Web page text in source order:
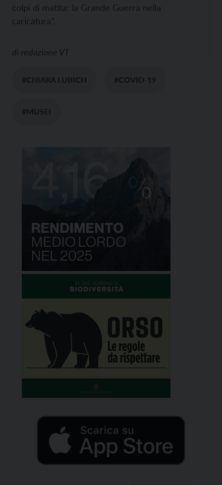
colpi di matita: la Grande Guerra nella
caricatura”.
di redazione VT
#CHIARA LUBICH #COVID-19
#MUSEI